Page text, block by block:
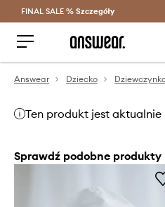
Oszczędzaj z
FINAL SALE % Szczegóły
Answear Dziecko
Ten produkt jest
Sprawdź podobne produkty